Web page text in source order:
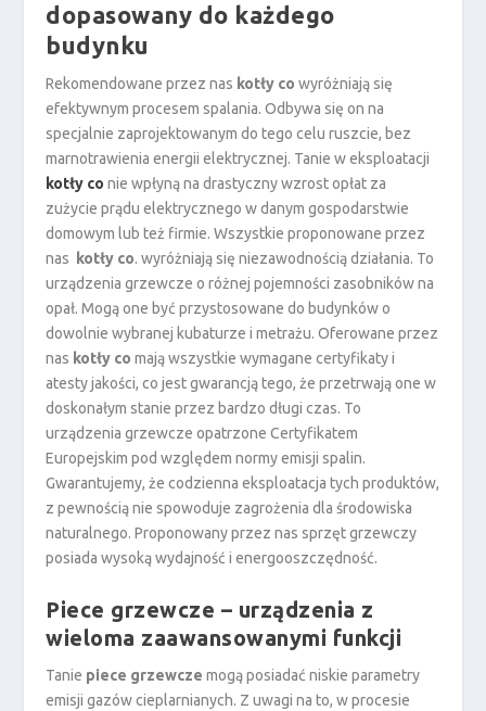
dopasowany do każdego
budynku
Rekomendowane przez nas kotły co wyróżniają się
efektywnym procesem spalania. Odbywa się on na
specjalnie zaprojektowanym do tego celu ruszcie, bez
marnotrawienia energii elektrycznej. Tanie w eksploatacji
kotły co nie wpłyną na drastyczny wzrost opłat za
zużycie prądu elektrycznego w danym gospodarstwie
domowym lub też firmie. Wszystkie proponowane przez
nas
kotły co. wyróżniają się niezawodnością działania. To
urządzenia grzewcze o różnej pojemności zasobników na
opał. Mogą one być przystosowane do budynków o
dowolnie wybranej kubaturze i metrażu. Oferowane przez
nas kotły comają wszystkie wymagane certyfikaty i
atesty jakości, co jest gwarancją tego, że przetrwają one w
doskonałym stanie przez bardzo długi czas. To
urządzenia grzewcze opatrzone Certyfikatem
Europejskim pod względem normy emisji spalin.
Gwarantujemy, że codzienna eksploatacja tych produktów,
z pewnością nie spowoduje zagrożenia dla środowiska
naturalnego. Proponowany przez nas sprzęt grzewczy
posiada wysoką wydajność i energooszczędność.
Piece grzewcze – urządzenia z
wieloma zaawansowanymi funkcji
Tanie piece grzewczemogą posiadać niskie parametry
emisji gazów cieplarnianych. Z uwagi na to, w procesie